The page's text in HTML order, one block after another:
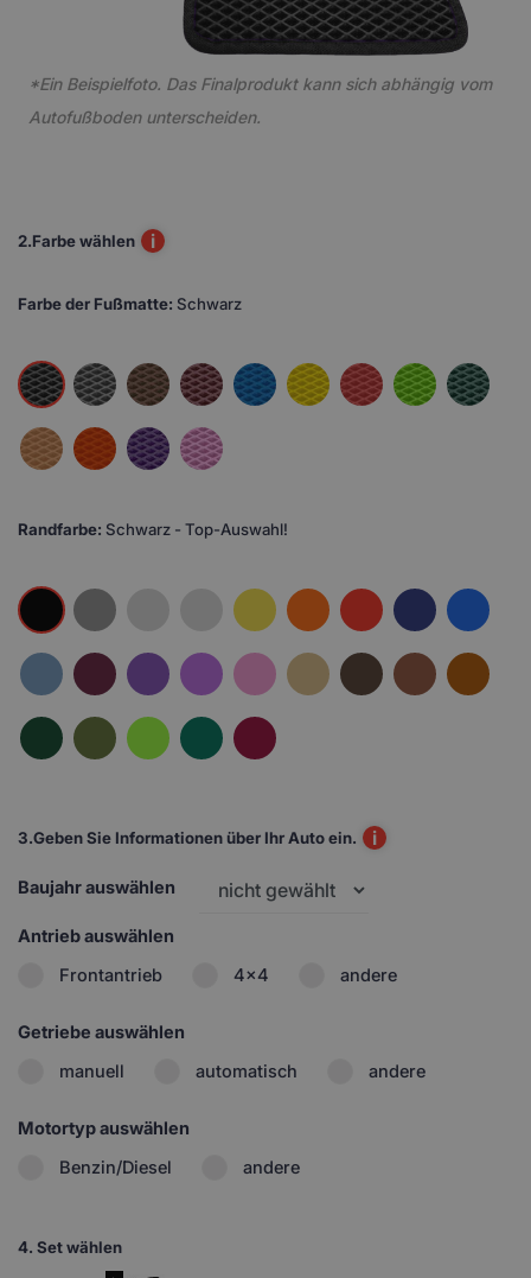
*Ein Beispielfoto. Das Finalprodukt kann sich abhängig vom
Autofußboden unterscheiden.
2.Farbe wählen i
Farbe der Fußmatte: Schwarz
Randfarbe: Schwarz - Top-Auswahl!
3.Geben Sie Informationen über Ihr Auto ein. i
Baujahr auswählen
Antrieb auswählen
Frontantrieb
4x4 andere
Getriebe auswählen
manuell
automatisch andere
Motortyp auswählen
Benzin/Diesel
andere
4. Set wählen